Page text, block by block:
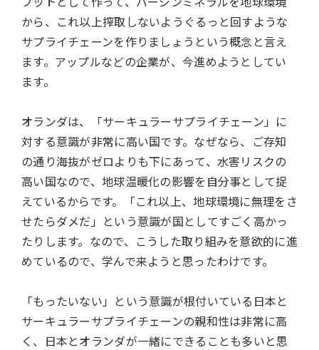
から、これ以上搾取しないようぐるっと回すような
サプライチェーンを作りましょうという概念と言え
ます。アップルなどの企業が、今進めようとしてい
ます。
オランダは、「サーキュラーサプライチェーン」に
対する意識が非常に高い国です。なぜなら、ご存知
の通り海抜がゼロよりも下にあって、水害リスクの
高い国なので、地球温暖化の影響を自分事として捉
えているからです。「これ以上、地球環境に無理をさ
せたらダメだ」という意識が国としてすごく高かっ
たりします。なので、こうした取り組みを意欲的に進
めているので、学んで来ようと思ったわけです。
「もったいない」という意識が根付いている日本と
サーキュラーサプライチェーンの親和性は非常に高
く、日本とオランダが一緒にできることも多いと思